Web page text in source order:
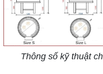
Thông số kỹ thuật